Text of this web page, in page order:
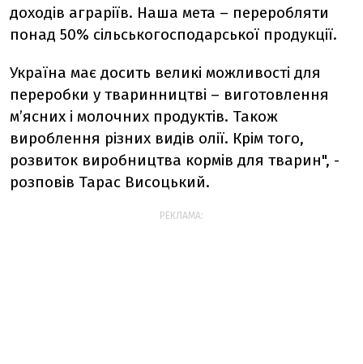
доходів аграріїв. Наша мета – переробляти
понад 50% сільськогосподарської продукції.
Україна має досить великі можливості для
переробки у тваринництві – виготовлення
м’ясних і молочних продуктів. Також
вироблення різних видів олії. Крім того,
розвиток виробництва кормів для тварин", -
розповів Тарас Висоцький.
РЕКЛАМА: